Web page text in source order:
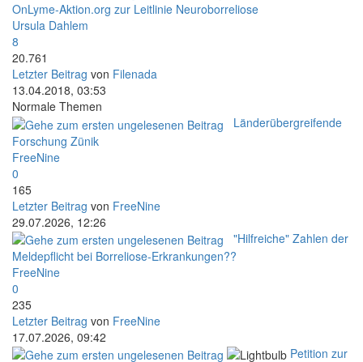
OnLyme-Aktion.org zur Leitlinie Neuroborreliose
Ursula Dahlem
8
20.761
Letzter Beitrag von Filenada
13.04.2018, 03:53
Normale Themen
Länderübergreifende
Forschung Zünik
FreeNine
0
165
Letzter Beitrag von FreeNine
29.07.2026, 12:26
"Hilfreiche" Zahlen der
Meldepflicht bei Borreliose-Erkrankungen??
FreeNine
0
235
Letzter Beitrag von FreeNine
17.07.2026, 09:42
Petition zur